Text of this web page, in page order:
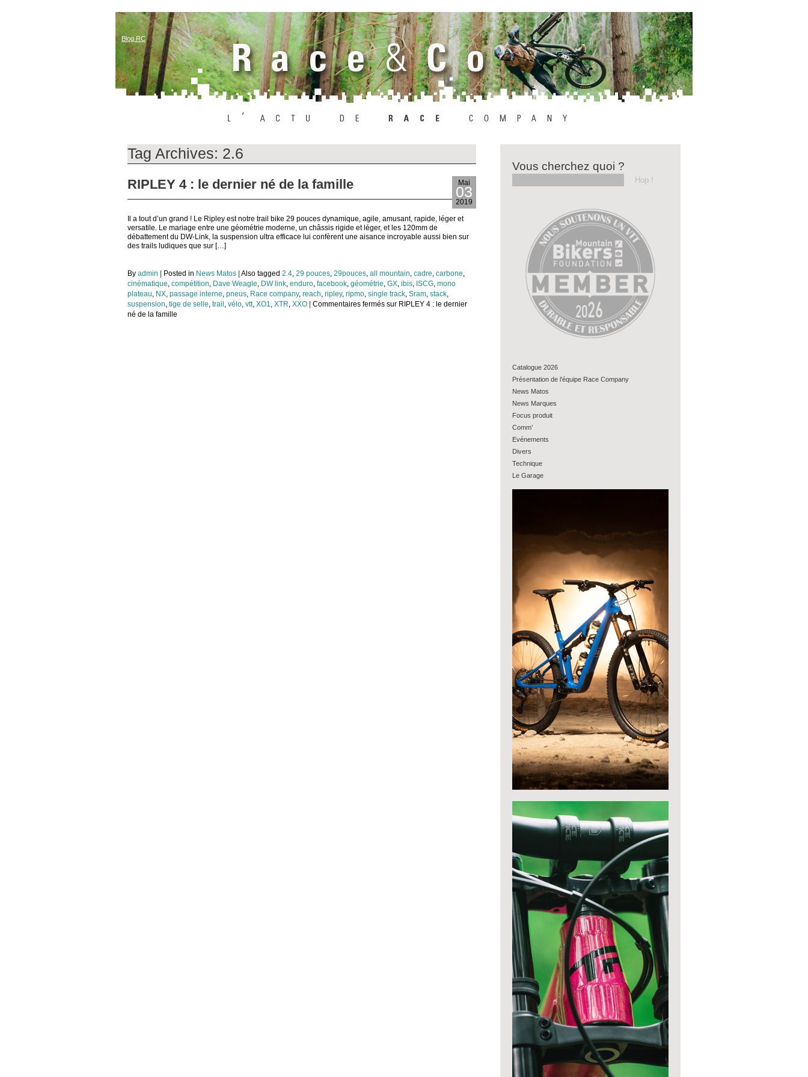
Blog RC
Tag Archives: 2.6
Mai
03
2019
RIPLEY 4 : le dernier né de la famille
Il a tout d’un grand ! Le Ripley est notre trail bike 29 pouces dynamique, agile, amusant, rapide, léger et
versatile. Le mariage entre une géométrie moderne, un châssis rigide et léger, et les 120mm de
débattement du DW-Link, la suspension ultra efficace lui confèrent une aisance incroyable aussi bien sur
des trails ludiques que sur […]
By admin Posted in News Matos Also tagged 2.4, 29 pouces, 29pouces, all mountain, cadre, carbone,
cinématique, compétition, Dave Weagle, DW link, enduro, facebook, géométrie, GX, ibis, ISCG, mono
plateau, NX, passage interne, pneus, Race company, reach, ripley, ripmo, single track, Sram, stack,
suspension, tige de selle, trail , vélo, vtt, XO1, XTR, XXO Commentaires fermés sur RIPLEY 4 : le dernier
né de la famille
Vous cherchez quoi ?
Catalogue 2026
Présentation de l’équipe Race Company
News Matos
News Marques
Focus produit
Comm’
Evénements
Divers
Technique
Le Garage